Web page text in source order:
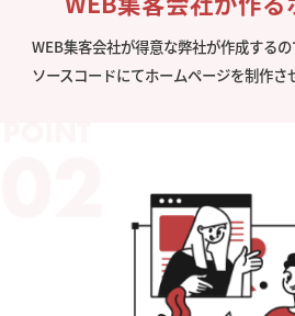
WEB集客会社が得意な弊社が作成する
ソースコードにてホームページを制作さ